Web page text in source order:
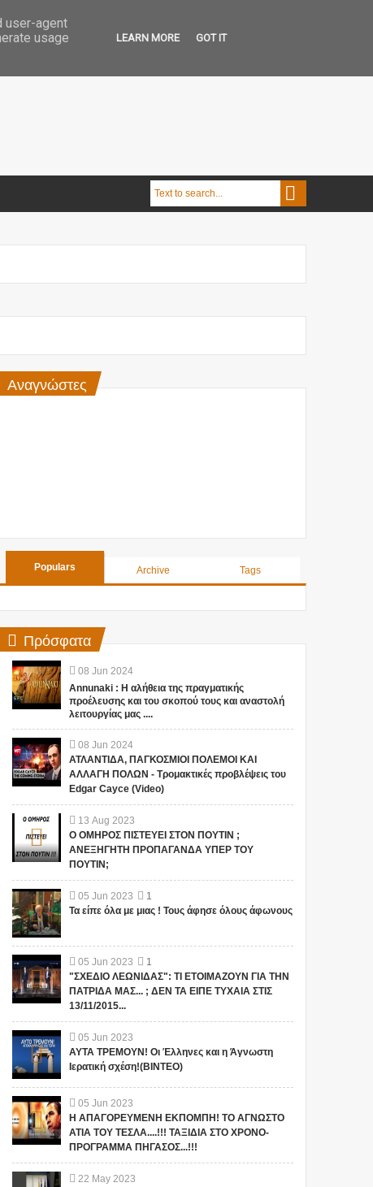
Αναγνώστες
Populars Archive Tags
Πρόσφατα
08 Jun 2024
Annunaki : Η αλήθεια της πραγματικής
προέλευσης και του σκοπού τους και αναστολή
λειτουργίας μας ....
08 Jun 2024
ΑΤΛΑΝΤΙΔΑ, ΠΑΓΚΟΣΜΙΟΙ ΠΟΛΕΜΟΙ ΚΑΙ
ΑΛΛΑΓΗ ΠΟΛΩΝ - Τρομακτικές προβλέψεις του
Edgar Cayce (Video)
13 Aug 2023
Ο ΟΜΗΡΟΣ ΠΙΣΤΕΥΕΙ ΣΤΟΝ ΠΟΥΤΙΝ ;
ΑΝΕΞΗΓΗΤΗ ΠΡΟΠΑΓΑΝΔΑ ΥΠΕΡ ΤΟΥ
ΠΟΥΤΙΝ;
05 Jun 2023
1
Τα είπε όλα με μιας ! Τους άφησε όλους άφωνους
05 Jun 2023
1
"ΣΧΕΔΙΟ ΛΕΩΝΙΔΑΣ": ΤΙ ΕΤΟΙΜΑΖΟΥΝ ΓΙΑ ΤΗΝ
ΠΑΤΡΙΔΑ ΜΑΣ... ; ΔΕΝ ΤΑ ΕΙΠΕ ΤΥΧΑΙΑ ΣΤΙΣ
13/11/2015...
05 Jun 2023
ΑΥΤΑ ΤΡΕΜΟΥΝ! Οι Έλληνες και η Άγνωστη
Ιερατική σχέση!(ΒΙΝΤΕΟ)
05 Jun 2023
Η ΑΠΑΓΟΡΕΥΜΕΝΗ ΕΚΠΟΜΠΗ! ΤΟ ΑΓΝΩΣΤΟ
ΑΤΙΑ ΤΟΥ ΤΕΣΛΑ....!!! ΤΑΞΙΔΙΑ ΣΤΟ ΧΡΟΝΟ-
ΠΡΟΓΡΑΜΜΑ ΠΗΓΑΣΟΣ...!!!
22 May 2023
user-agent
usage
LEARN MORE GOT IT